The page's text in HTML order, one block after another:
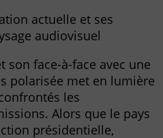
actuelle et ses
audiovisuel
son face-à-face avec une
polarisée met en lumière
les
Alors que le pays
présidentielle,